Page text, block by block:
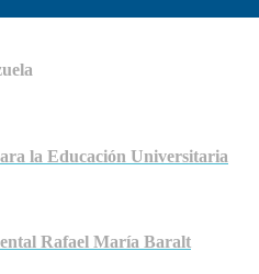
la Educación Universitaria
Rafael María Baralt